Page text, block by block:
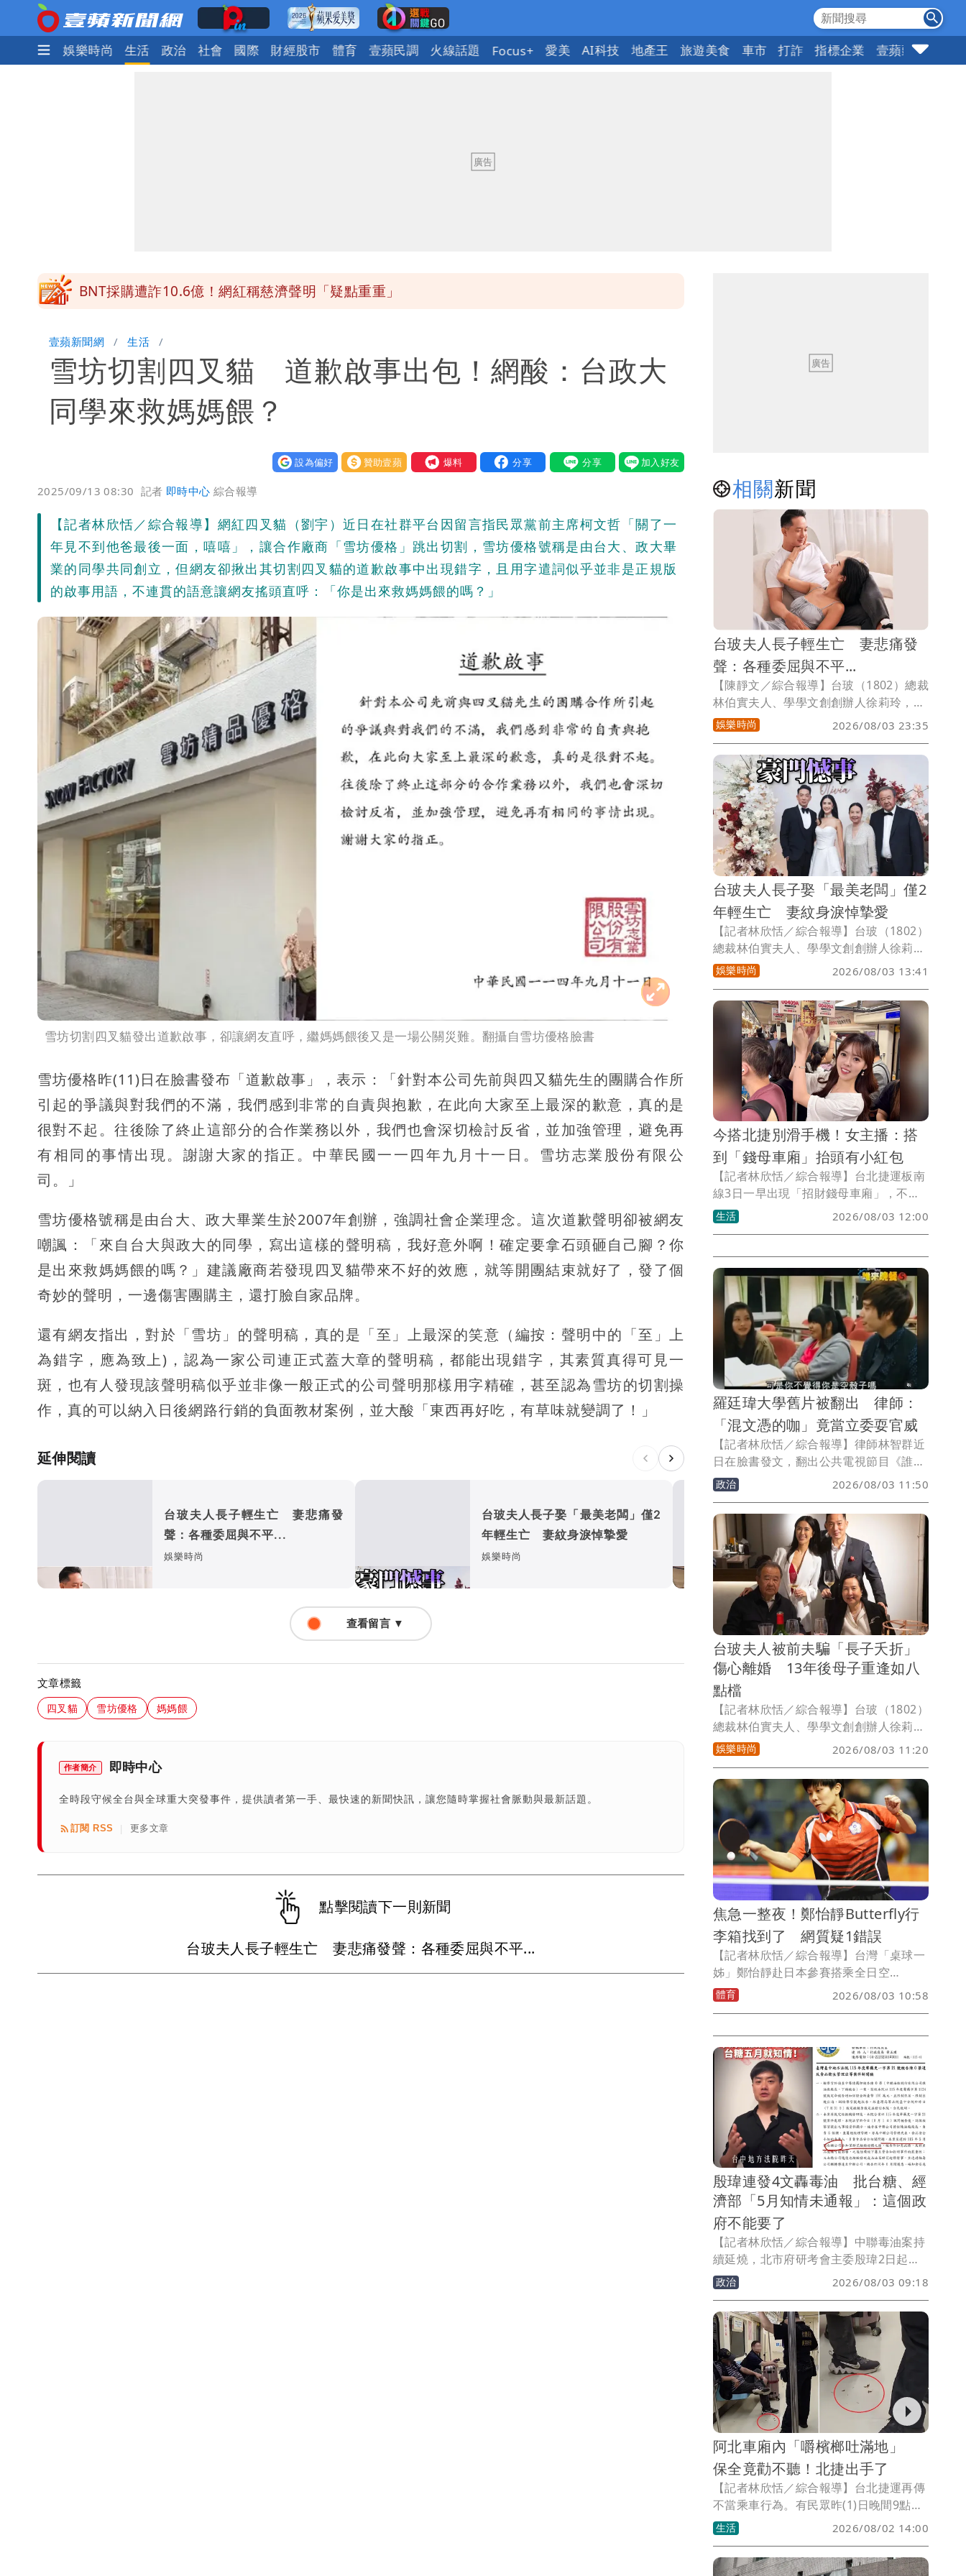
熱門 娛樂時尚 生活 政治 社會 國際 財經股市 體育 壹蘋民調 火線話題 Focus+ 愛美 AI科技 地產王 旅遊美食 車市 打詐 指標企業 壹蘋頭家
BNT採購遭詐10.6億！網紅稱慈濟聲明「疑點重重」
蔣萬安民調只贏5％「現任優勢去哪？」媒體人嘆：真的該緊張了
昔嗆「相信慈濟還民進黨？」她點名：蔣萬安、柯文哲都該道歉
97萬網紅「肥大叔」驚傳猝逝！最後身影曝 網驚覺不對
藍昔狂譙擋疫苗 慈濟真變「世紀大騙局」！網朝聖翻車文笑了
慈濟被騙10億！陳時中一語成讖 王必勝：時間久看出睿智
老公外遇修復內幕！欣西亞曬牽手照「2人身體卻僵硬」
白海豚最快下午海警！大雨襲7縣市 明恐發陸警
明金成離世留下雙胞胎 4歲兒與老師一段對話催淚
壹蘋新聞網 生活
雪坊切割四叉貓 道歉啟事出包！網酸：台政大
同學來救媽媽餵？
設為偏好 贊助壹蘋 我要爆料
2025/09/13 08:30 記者 即時中心 綜合報導
【記者林欣恬／綜合報導】網紅四叉貓（劉宇）近日在社群平台因留言指民眾黨前主席柯文哲「關了一
年見不到他爸最後一面，嘻嘻」，讓合作廠商「雪坊優格」跳出切割，雪坊優格號稱是由台大、政大畢
業的同學共同創立，但網友卻揪出其切割四叉貓的道歉啟事中出現錯字，且用字遣詞似乎並非是正規版
的啟事用語，不連貫的語意讓網友搖頭直呼：「你是出來救媽媽餵的嗎？」
雪坊切割四叉貓發出道歉啟事，卻讓網友直呼，繼媽媽餵後又是一場公關災難。翻攝自雪坊優格臉書
雪坊優格昨(11)日在臉書發布「道歉啟事」，表示：「針對本公司先前與四又貓先生的團購合作所
引起的爭議與對我們的不滿，我們感到非常的自責與抱歉，在此向大家至上最深的歉意，真的是
很對不起。往後除了終止這部分的合作業務以外，我們也會深切檢討反省，並加強管理，避免再
有相同的事情出現。謝謝大家的指正。中華民國一一四年九月十一日。雪坊志業股份有限公
司。」
雪坊優格號稱是由台大、政大畢業生於2007年創辦，強調社會企業理念。這次道歉聲明卻被網友
嘲諷：「來自台大與政大的同學，寫出這樣的聲明稿，我好意外啊！確定要拿石頭砸自己腳？你
是出來救媽媽餵的嗎？」建議廠商若發現四叉貓帶來不好的效應，就等開團結束就好了，發了個
奇妙的聲明，一邊傷害團購主，還打臉自家品牌。
還有網友指出，對於「雪坊」的聲明稿，真的是「至」上最深的笑意（編按：聲明中的「至」上
為錯字，應為致上)，認為一家公司連正式蓋大章的聲明稿，都能出現錯字，其素質真得可見一
斑，也有人發現該聲明稿似乎並非像一般正式的公司聲明那樣用字精確，甚至認為雪坊的切割操
作，真的可以納入日後網路行銷的負面教材案例，並大酸「東西再好吃，有草味就變調了！」
延伸閱讀
台玻夫人長子輕生亡 妻悲痛發
聲：各種委屈與不平...
娛樂時尚
台玻夫人長子娶「最美老闆」僅2
年輕生亡 妻紋身淚悼摯愛
娛樂時尚
今搭北捷別滑手機！女主播
到「錢母車廂」抬頭有小紅包
生活
查看留言 ▼
文章標籤
四叉貓 雪坊優格 媽媽餵
作者簡介 即時中心
全時段守候全台與全球重大突發事件，提供讀者第一手、最快速的新聞快訊，讓您隨時掌握社會脈動與最新話題。
訂閱 RSS 更多文章
點擊閱讀下一則新聞
台玻夫人長子輕生亡 妻悲痛發聲：各種委屈與不平...
相關新聞
台玻夫人長子輕生亡 妻悲痛發
聲：各種委屈與不平...
【陳靜文／綜合報導】台玻（1802）總裁
林伯實夫人、學學文創創辦人徐莉玲，日
前因烏龍發文聲援張柏芝、砲轟王菲與謝
霆鋒，引發關注，今傳出徐莉玲今年初歷
經喪子之痛，50多歲長子徐子翔於春節期
間輕生亡，家屬低調治喪，消息直到今日
才曝光。徐子翔的妻子譚以欣，今天悲痛
在社群發聲，中文提到「過去我們一起面
對各種委屈與不平，最後你選擇先離開，
我則只能選擇安靜」，再度引發外界議論
與揣測。
娛樂時尚 2026/08/03 23:35
台玻夫人長子娶「最美老闆」僅2
年輕生亡 妻紋身淚悼摯愛
【記者林欣恬／綜合報導】台玻（1802）
總裁林伯實夫人、學學文創創辦人徐莉
玲，日前因在社群平台發文聲援張柏芝並
點名王菲、謝霆鋒，引發外界關注，其貼
文雖已刪除，但風波未歇。如今傳出徐莉
玲今年初歷經白髮人送黑髮人的重大打
擊，長子徐子翔於春節期間驟然離世，享
年50多歲，家屬低調治喪，消息直到近日
才曝光。而妻子譚以欣在痛失丈夫後，於
今年的白色情人節曝光疑似為丈夫紋身的
照片，之後雖陸續走訪美國洛杉磯、日本
東京，近日還和女性友人遊行歐洲，但發
文仍滿是對摯愛的想念，令人傷感莫名。
娛樂時尚 2026/08/03 13:41
今搭北捷別滑手機！女主播：搭
到「錢母車廂」抬頭有小紅包
【記者林欣恬／綜合報導】台北捷運板南
線3日一早出現「招財錢母車廂」，不少
通勤族搭車時意外發現車廂內懸掛著小紅
包，直呼「早八的小確幸」。有女主播在
廂，提醒搭乘板南線的民眾「別一直低頭
滑手機，抬頭就有小紅包」，不少人留言
分享自己也成功拿到錢母。
生活 2026/08/03 12:00
羅廷瑋大學舊片被翻出 律師：
「混文憑的咖」竟當立委耍官威
【記者林欣恬／綜合報導】律師林智群近
日在臉書發文，翻出公共電視節目《誰來
晚餐》過去曾拍攝國民黨立委羅廷瑋的內
容，批評羅廷瑋的大學求學經歷及問政表
現，直言對方是「混文憑的咖」，卻一路
當選台中市議員、立法委員。他更諷刺表
示，「真的是感謝台中市民的水準」，讓
這樣的咖在國會耍官威。
政治 2026/08/03 11:50
台玻夫人被前夫騙「長子夭折」
傷心離婚 13年後母子重逢如八
點檔
【記者林欣恬／綜合報導】台玻（1802）
總裁林伯實夫人、學學文創創辦人徐莉
玲，近日傳出長子徐子翔今年初不幸離
世，令人唏噓。而鮮為人知的是，徐莉玲
與徐子翔的母子情，歷經一段宛如八點檔
般的曲折人生，因前夫留子不維持婚姻，
騙她「兒子夭折」，讓她傷心離婚返台，
未料這對母子竟在13年後意外重逢相認。
娛樂時尚 2026/08/03 11:20
焦急一整夜！鄭怡靜Butterfly行
李箱找到了 網質疑1錯誤
【記者林欣恬／綜合報導】台灣「桌球一
姊」鄭怡靜赴日本參賽搭乘全日空
（ANA）NH852航班，從台北松山機場飛
往東京羽田機場，抵達後卻發現行李箱疑
次參賽的重要裝備，教練鄭佳奇緊急透過
社群平台發文協尋，希望對方發現後能盡
快歸還。鄭佳奇在今(3)日稍早在社群平台
發文報平安，表示經廣大網友協助轉發
後，航空公司已於上午10時許順利聯繫到
誤拿行李的旅客，並將儘速把行李送往指
定地點。
體育 2026/08/03 10:58
殷瑋連發4文轟毒油 批台糖、經
濟部「5月知情未通報」：這個政
府不能要了
【記者林欣恬／綜合報導】中聯毒油案持
續延燒，北市府研考會主委殷瑋2日起在
臉書連發4篇貼文，針對台糖5月即驗出中
聯供應的粗油含有一級致癌物苯駢芘
（BaP）超標一事，質疑台糖與經濟部明
知毒油問題卻未主動通報，痛批政府「毒
油不通報、毒油不下架」，更直言「這個
政府不能要了」。
政治 2026/08/03 09:18
阿北車廂內「嚼檳榔吐滿地」
保全竟勸不聽！北捷出手了
【記者林欣恬／綜合報導】台北捷運再傳
不當乘車行為。有民眾昨(1)日晚間9點在
松山新店線（綠線）、中正紀念堂往西門
方向，拍下一名中年男性乘客在捷運車廂
內嚼食檳榔的畫面。該名男子不僅無視站
生活 2026/08/02 14:00